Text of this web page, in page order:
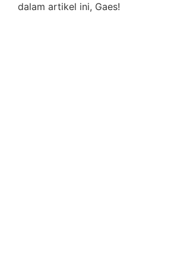
dalam artikel ini, Gaes!